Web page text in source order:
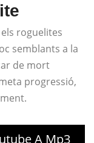
roguelites
semblants a la
de mort
progressió,
A Mp3